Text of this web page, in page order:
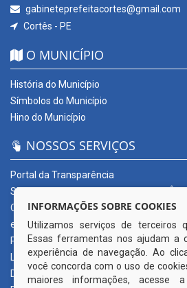
gabineteprefeitacortes@gmail.com
Cortês - PE
O MUNICÍPIO
História do Município
Símbolos do Município
Hino do Município
NOSSOS SERVIÇOS
Portal da Transparência
SERVIÇOS DIGITAIS: CONECTA CORTÊS
Ouvidoria Municipal
e-SIC
Processos de Licitação
Licitações em andamento
Diário Oficial
INFORMAÇÕES SOBRE COOKIES
Utilizamos serviços de terceiros
Essas ferramentas nos ajudam a
experiência de navegação. Ao
você concorda com o uso de
maiores informações, acesse